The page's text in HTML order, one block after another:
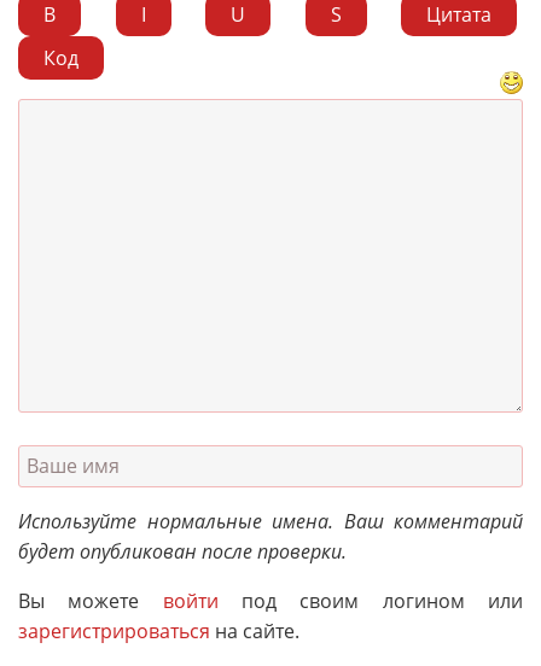
B I U S
Цитата
Код
Используйте нормальные имена. Ваш комментарий
будет опубликован после проверки.
Вы можете войти под своим логином или
зарегистрироваться на сайте.